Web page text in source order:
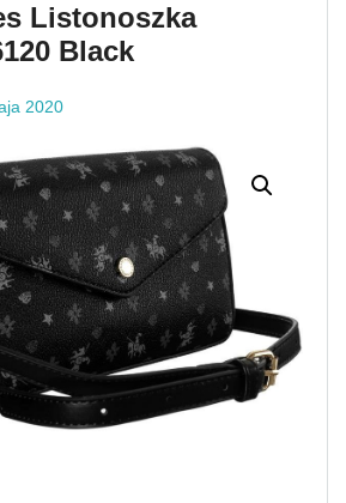
Listonoszka
Black
2020